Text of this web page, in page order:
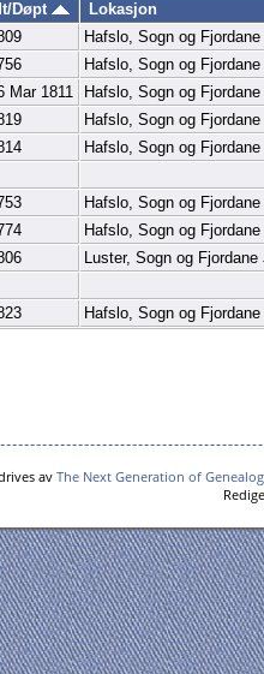
Døpt Lokasjon
Hafslo, Sogn og Fjordane
Hafslo, Sogn og Fjordane
Mar 1811 Hafslo, Sogn og Fjordane
Hafslo, Sogn og Fjordane
Hafslo, Sogn og Fjordane
Hafslo, Sogn og Fjordane
Hafslo, Sogn og Fjordane
Luster, Sogn og Fjordane
Hafslo, Sogn og Fjordane
av The Next Generation of